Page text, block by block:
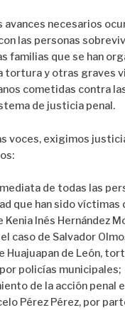
necesarios
las personas
familias que se han
tortura y otras graves
cometidas contra
de justicia penal.
voces, exigimos
de todas las
que han sido
Kenia Inés Hernández
caso de Salvador
Huajuapan de León,
policías municipales;
de la acción penal
Pérez Pérez, por